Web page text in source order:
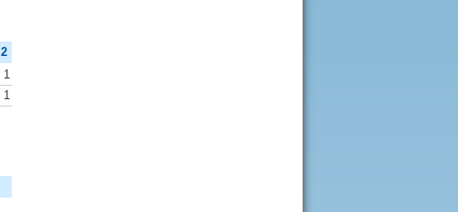
2
1
1